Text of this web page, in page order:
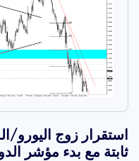
استقرار زوج اليورو/
ثابتة مع بدء مؤشر